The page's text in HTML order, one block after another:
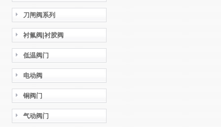
刀闸阀系列
衬氟阀|衬胶阀
低温阀门
电动阀
铜阀门
气动阀门